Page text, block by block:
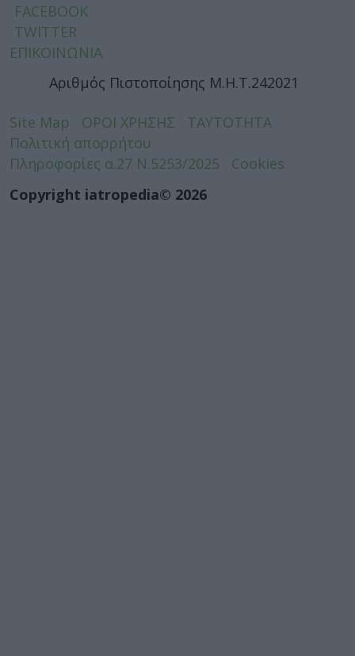
FACEBOOK
TWITTER
ΕΠΙΚΟΙΝΩΝΙΑ
Αριθμός Πιστοποίησης Μ.Η.Τ.242021
Site Map ΟΡΟΙ ΧΡΗΣΗΣ
ΤΑΥΤΟΤΗΤΑ
Πολιτική απορρήτου
Πληροφορίες α.27 Ν.5253/2025
Cookies
Copyright iatropedia© 2026